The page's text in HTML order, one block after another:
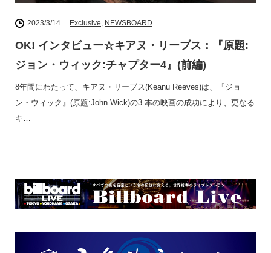
2023/3/14 Exclusive, NEWSBOARD
OK! インタビュー☆キアヌ・リーブス：『原題:
ジョン・ウィック:チャプター4』(前編)
8年間にわたって、キアヌ・リーブス(Keanu Reeves)は、『ジョ
ン・ウィック』(原題:John Wick)の3 本の映画の成功により、更なる
キ…